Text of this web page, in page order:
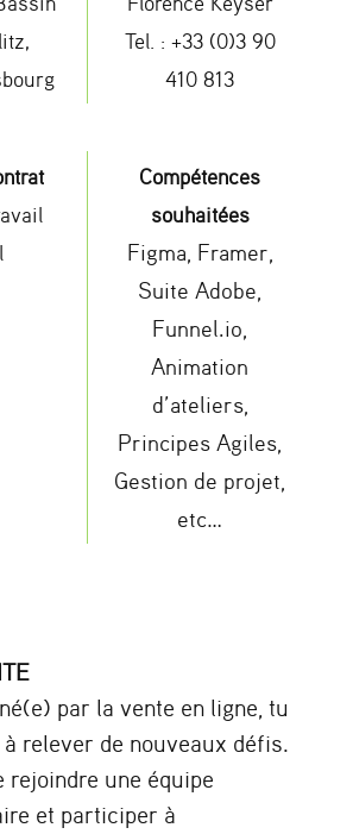
Tel. : +33 (0)3 90
410 813
Compétences
souhaitées
Figma, Framer,
Suite Adobe,
Funnel.io,
Animation
d’ateliers,
Principes Agiles,
Gestion de projet,
etc…
par la vente en ligne, tu
relever de nouveaux défis.
rejoindre une équipe
et participer à